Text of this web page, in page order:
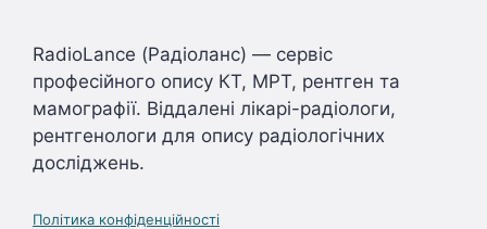
RadioLance (Радіоланс) — сервіс
професійного опису КТ, МРТ, рентген та
мамографії. Віддалені лікарі-радіологи,
рентгенологи для опису радіологічних
досліджень.
Політика конфіденційності